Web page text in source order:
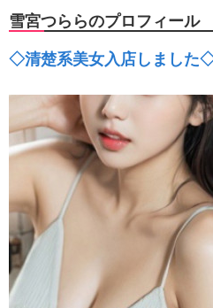
雪宮つららのプロフィール
◇清楚系美女入店しました